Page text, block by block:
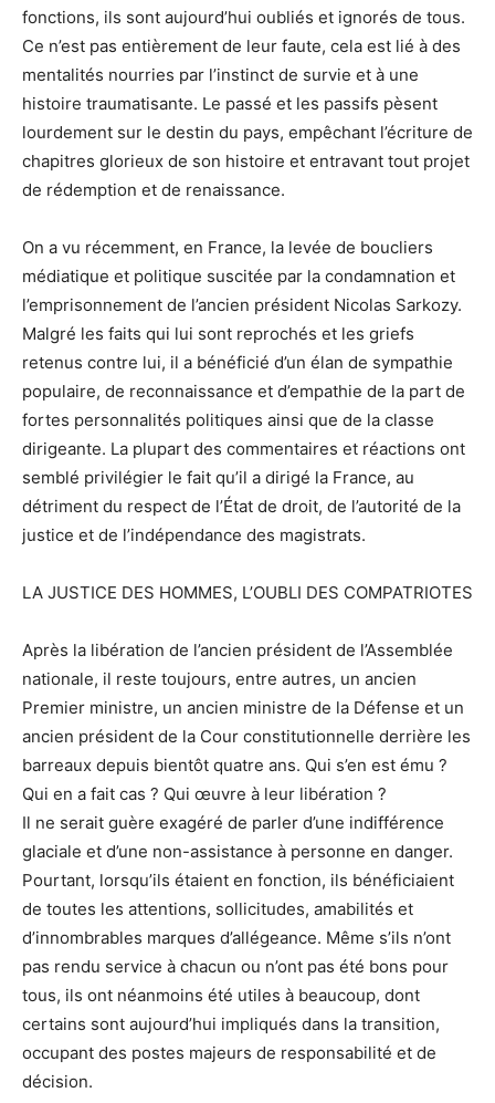
fonctions, ils sont aujourd’hui oubliés et ignorés de tous.
Ce n’est pas entièrement de leur faute, cela est lié à des
mentalités nourries par l’instinct de survie et à une
histoire traumatisante. Le passé et les passifs pèsent
lourdement sur le destin du pays, empêchant l’écriture de
chapitres glorieux de son histoire et entravant tout projet
de rédemption et de renaissance.
On a vu récemment, en France, la levée de boucliers
médiatique et politique suscitée par la condamnation et
l’emprisonnement de l’ancien président Nicolas Sarkozy.
Malgré les faits qui lui sont reprochés et les griefs
retenus contre lui, il a bénéficié d’un élan de sympathie
populaire, de reconnaissance et d’empathie de la part de
fortes personnalités politiques ainsi que de la classe
dirigeante. La plupart des commentaires et réactions ont
semblé privilégier le fait qu’il a dirigé la France, au
détriment du respect de l’État de droit, de l’autorité de la
justice et de l’indépendance des magistrats.
LA JUSTICE DES HOMMES, L’OUBLI DES COMPATRIOTES
Après la libération de l’ancien président de l’Assemblée
nationale, il reste toujours, entre autres, un ancien
Premier ministre, un ancien ministre de la Défense et un
ancien président de la Cour constitutionnelle derrière les
barreaux depuis bientôt quatre ans. Qui s’en est ému ?
Qui en a fait cas ? Qui œuvre à leur libération ?
Il ne serait guère exagéré de parler d’une indifférence
glaciale et d’une non-assistance à personne en danger.
Pourtant, lorsqu’ils étaient en fonction, ils bénéficiaient
de toutes les attentions, sollicitudes, amabilités et
d’innombrables marques d’allégeance. Même s’ils n’ont
pas rendu service à chacun ou n’ont pas été bons pour
tous, ils ont néanmoins été utiles à beaucoup, dont
certains sont aujourd’hui impliqués dans la transition,
occupant des postes majeurs de responsabilité et de
décision.